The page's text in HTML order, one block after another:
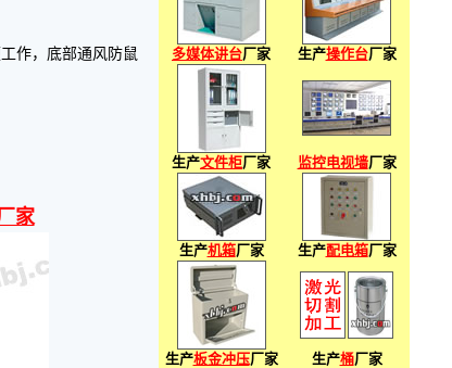
作，底部通风防鼠
家
多媒体讲台厂家 生产操作台厂家
生产文件柜厂家 监控电视墙厂家
生产机箱厂家 生产配电箱厂家
生产板金冲压厂家 生产桶厂家